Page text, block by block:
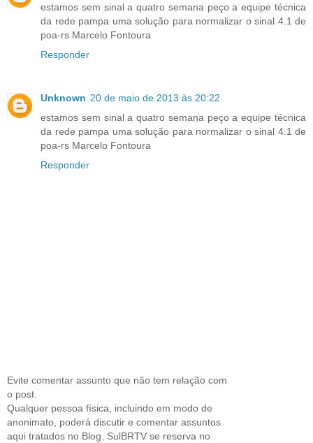
estamos sem sinal a quatro semana peço a equipe técnica
da rede pampa uma solução para normalizar o sinal 4.1 de
poa-rs Marcelo Fontoura
Responder
Unknown 20 de maio de 2013 às 20:22
estamos sem sinal a quatro semana peço a equipe técnica
da rede pampa uma solução para normalizar o sinal 4.1 de
poa-rs Marcelo Fontoura
Responder
Evite comentar assunto que não tem relação com
o post.
Qualquer pessoa física, incluindo em modo de
anonimato, poderá discutir e comentar assuntos
aqui tratados no Blog. SulBRTV se reserva no